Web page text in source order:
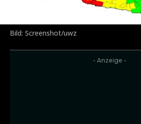
Bild: Screenshot/uwz
- Anzeige -